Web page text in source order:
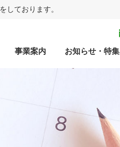
しております。
事業案内
お知らせ・特集